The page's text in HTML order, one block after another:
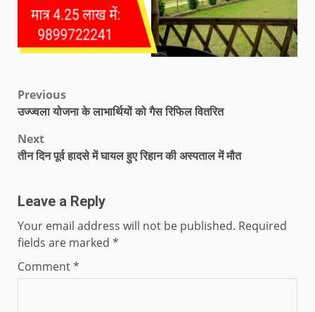
Previous
उज्ज्वला योजना के लाभार्थियों को गैस रिफिल वितरित
Next
तीन दिन पूर्व हादसे में घायल हुए रिहान की अस्पताल में मौत
Leave a Reply
Your email address will not be published. Required
fields are marked *
Comment*